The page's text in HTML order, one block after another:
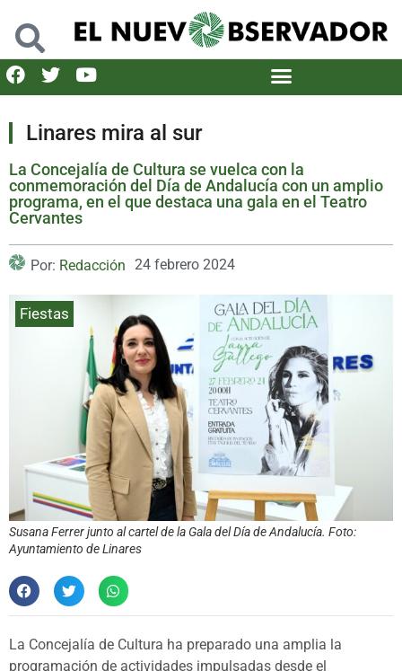
Linares mira al sur
La Concejalía de Cultura se vuelca con la
conmemoración del Día de Andalucía con un amplio
programa, en el que destaca una gala en el Teatro
Cervantes
Por: Redacción 24 febrero 2024
Fiestas
Susana Ferrer junto al cartel de la Gala del Día de Andalucía. Foto:
Ayuntamiento de Linares
La Concejalía de Cultura ha preparado una amplia la
programación de actividades impulsadas desde el